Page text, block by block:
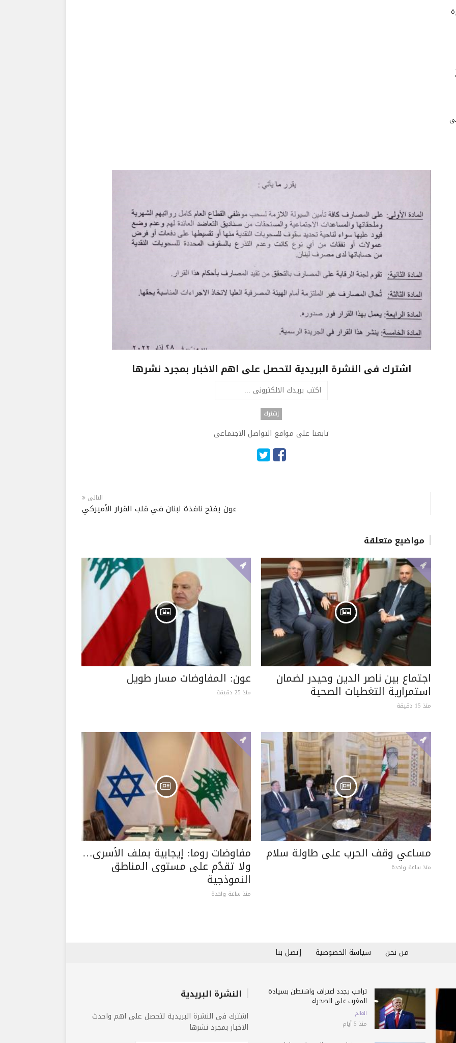
اشترك فى النشرة البريدية لتحصل على اهم الاخبار بمجرد نشرها
تابعنا على مواقع التواصل الاجتماعى
التالى
عون يفتح نافذة لبنان في قلب القرار الأميركي
مواضيع متعلقة
اجتماع بين ناصر الدين وحيدر لضمان
استمرارية التغطيات الصحية
منذ 15 دقيقة
عون: المفاوضات مسار طويل
منذ 25 دقيقة
مساعي وقف الحرب على طاولة سلام
منذ ساعة واحدة
مفاوضات روما: إيجابية بملف الأسرى…
ولا تقدّم على مستوى المناطق
النموذجية
منذ ساعة واحدة
من نحن سياسة الخصوصية إتصل بنا
ترامب يجدد اعتراف واشنطن بسيادة
المغرب على الصحراء
العالم
منذ 5 أيام
النشرة البريدية
اشترك فى النشرة البريدية لتحصل على اهم واحدث
الاخبار بمجرد نشرها